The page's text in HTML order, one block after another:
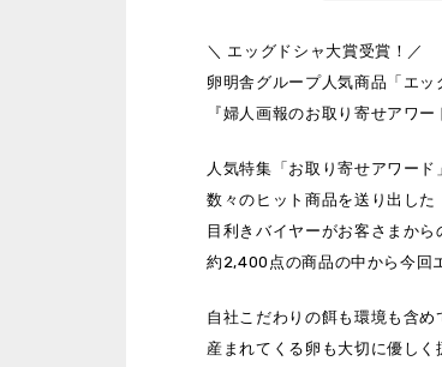
＼ エッグドシャ大賞受賞！／
卵明舎グループ人気商品「エッ
『婦人画報のお取り寄せアワ
人気特集「お取り寄せアワード
数々のヒット商品を送り出した
目利きバイヤーがお客さまから
約2,400点の商品の中から今回
自社こだわりの餌も環境も含め
産まれてくる卵も大切に優しく